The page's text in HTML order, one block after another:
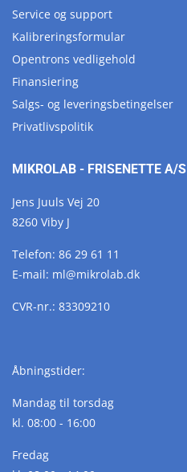
Service og support
Kalibreringsformular
Opentrons vedligehold
Finansiering
Salgs- og leveringsbetingelser
Privatlivspolitik
MIKROLAB - FRISENETTE A/S
Jens Juuls Vej 20
8260 Viby J
Telefon: 86 29 61 11
E-mail: ml@mikrolab.dk
CVR-nr.: 83309210
Åbningstider:
Mandag til torsdag
kl. 08:00 - 16:00
Fredag